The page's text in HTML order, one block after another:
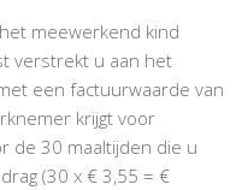
meewerkend kind
verstrekt u aan het
een factuurwaarde van
krijgt voor
de 30 maaltijden die u
(30 x € 3,55 = €